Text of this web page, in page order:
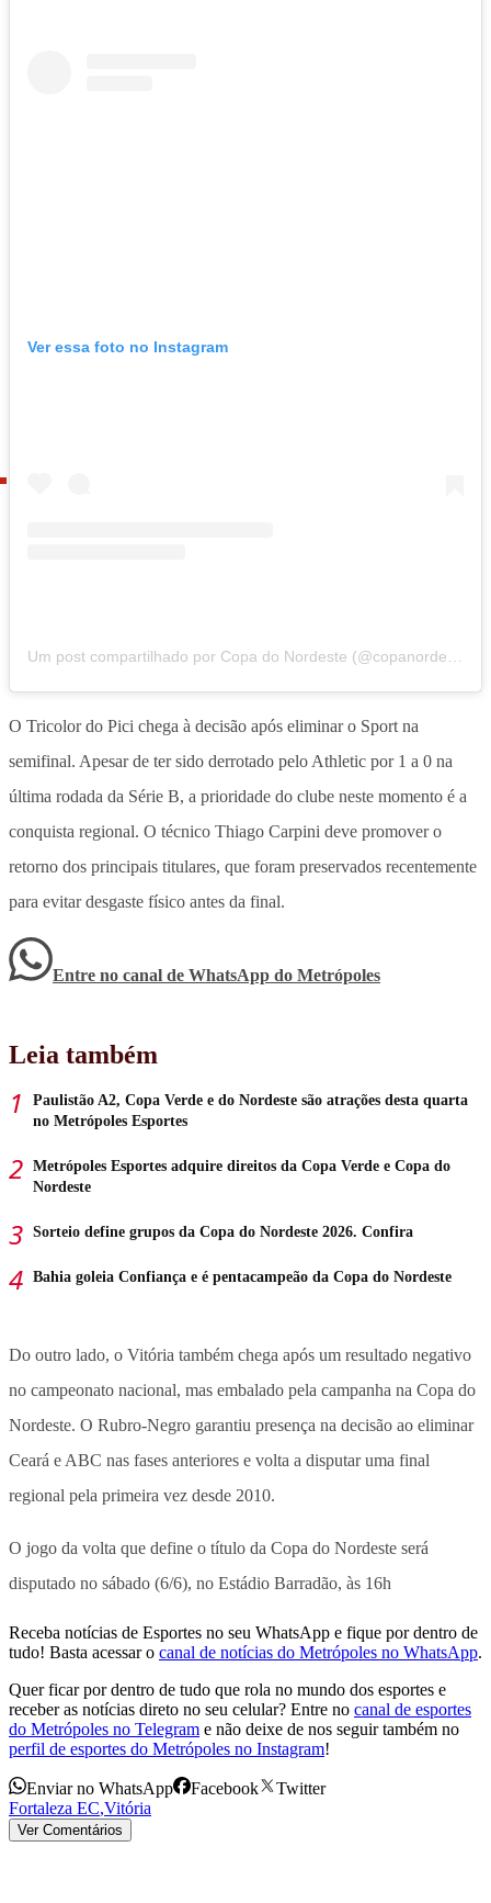
Ver essa foto no Instagram
O Tricolor do Pici chega à decisão após eliminar o Sport na
semifinal. Apesar de ter sido derrotado pelo Athletic por 1 a 0 na
última rodada da Série B, a prioridade do clube neste momento é a
conquista regional. O técnico Thiago Carpini deve promover o
retorno dos principais titulares, que foram preservados recentemente
para evitar desgaste físico antes da final.
Entre no canal de WhatsApp do Metrópoles
Leia também
Paulistão A2, Copa Verde e do Nordeste são atrações desta quarta
no Metrópoles Esportes
Metrópoles Esportes adquire direitos da Copa Verde e Copa do
Nordeste
Sorteio define grupos da Copa do Nordeste 2026. Confira
Bahia goleia Confiança e é pentacampeão da Copa do Nordeste
Do outro lado, o Vitória também chega após um resultado negativo
no campeonato nacional, mas embalado pela campanha na Copa do
Nordeste. O Rubro-Negro garantiu presença na decisão ao eliminar
Ceará e ABC nas fases anteriores e volta a disputar uma final
regional pela primeira vez desde 2010.
O jogo da volta que define o título da Copa do Nordeste será
disputado no sábado (6/6), no Estádio Barradão, às 16h
Receba notícias de Esportes no seu WhatsApp e fique por dentro de
tudo! Basta acessar o canal de notícias do Metrópoles no WhatsApp.
Quer ficar por dentro de tudo que rola no mundo dos esportes e
receber as notícias direto no seu celular? Entre no canal de esportes
do Metrópoles no Telegram e não deixe de nos seguir também no
perfil de esportes do Metrópoles no Instagram!
Enviar no WhatsApp Facebook
Twitter
Fortaleza EC,Vitória
Ver Comentários